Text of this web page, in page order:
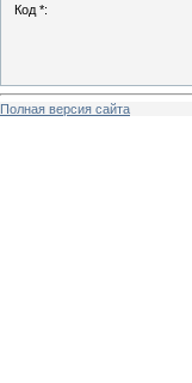
Код *:
Полная версия сайта